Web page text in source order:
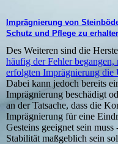
Imprägnierung von
Schutz und Pflege zu
Des Weiteren sind die
häufig der Fehler begangen,
erfolgten Imprägnierung die
Dabei kann jedoch bereits
Imprägnierung beschädigt
an der Tatsache, dass die
Imprägnierung für eine
Gesteins geeignet sein
Stabilität maßgeblich sein